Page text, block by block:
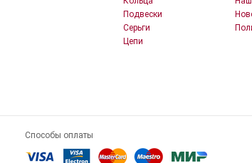
Подвески
Серьги
Цепи
Способы оплаты